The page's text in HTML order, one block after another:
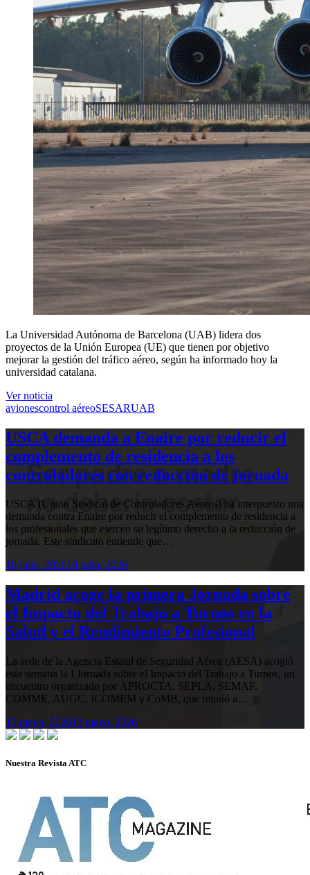
La Universidad Autónoma de Barcelona (UAB) lidera dos
proyectos de la Unión Europea (UE) que tienen por objetivo
mejorar la gestión del tráfico aéreo, según ha informado hoy la
universidad catalana.
Ver noticia
avionescontrol aéreoSESARUAB
USCA demanda a Enaire por reducir el
complemento de residencia a los
controladores con reducción de jornada
USCA (Unión Sindical de Controladores Aéreos) ha interpuesto una
demanda contra Enaire por reducir el complemento de residencia a
los profesionales que ejercen su legítimo derecho a la reducción de
jornada. Este sindicato entiende que…
10 julio, 202610 julio, 2026
Madrid acoge la primera Jornada sobre
el Impacto del Trabajo a Turnos en la
Salud y el Rendimiento Profesional
La sede de la Agencia Estatal de Seguridad Aérea (AESA) acogió
esta semana la I Jornada sobre el Impacto del Trabajo a Turnos, un
encuentro organizado por APROCTA, SEPLA, SEMAF,
COMME, AUGC, ICOMEM y CoMB, que reunió a…
13 mayo, 202613 mayo, 2026
Nuestra Revista ATC